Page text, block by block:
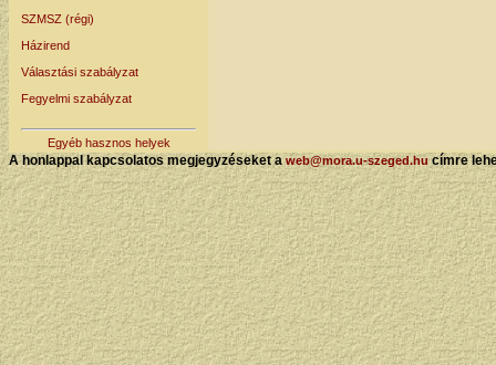
SZMSZ (régi)
Házirend
Választási szabályzat
Fegyelmi szabályzat
Egyéb hasznos helyek
A honlappal kapcsolatos megjegyzéseket a web@mora.u-szeged.hucímre